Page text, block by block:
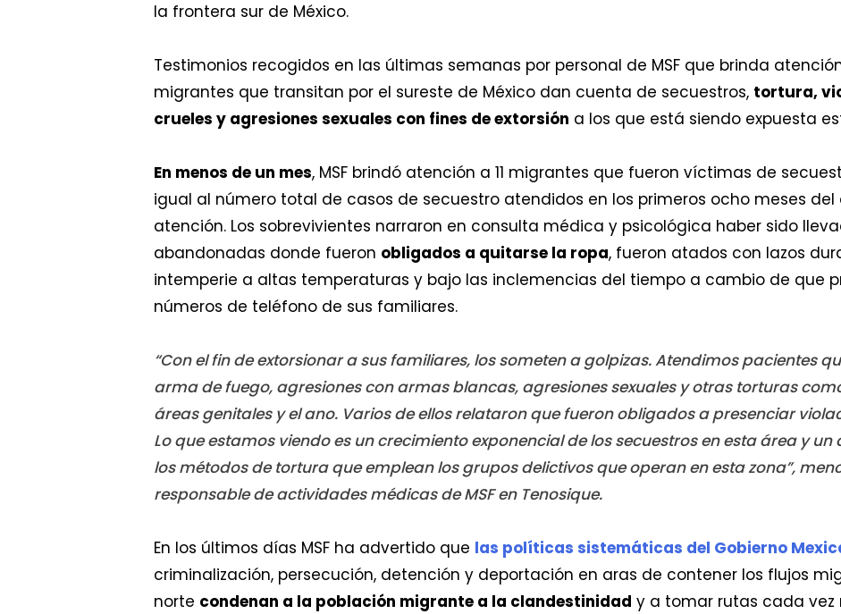
la frontera sur de México.
Testimonios recogidos en las últimas semanas por personal de MSF que brinda
migrantes que transitan por el sureste de México dan cuenta de secuestros, tortura,
crueles y agresiones sexuales con fines de extorsión a los que está siendo expuesta
En menos de un mes, MSF brindó atención a 11 migrantes que fueron víctimas de
igual al número total de casos de secuestro atendidos en los primeros ocho meses
atención. Los sobrevivientes narraron en consulta médica y psicológica haber sido
abandonadas donde fueron obligados a quitarse la ropa, fueron atados con lazos
intemperie a altas temperaturas y bajo las inclemencias del tiempo a cambio de que
números de teléfono de sus familiares.
“Con el fin de extorsionar a sus familiares, los someten a golpizas. Atendimos pacientes
arma de fuego, agresiones con armas blancas, agresiones sexuales y otras torturas
áreas genitales y el ano. Varios de ellos relataron que fueron obligados a presenciar
Lo que estamos viendo es un crecimiento exponencial de los secuestros en esta área y
los métodos de tortura que emplean los grupos delictivos que operan en esta zona”,
responsable de actividades médicas de MSF en Tenosique.
En los últimos días MSF ha advertido que las políticas sistemáticas del Gobierno
criminalización, persecución, detención y deportación en aras de contener los flujos
norte condenan a la población migrante a la clandestinidad y a tomar rutas cada vez